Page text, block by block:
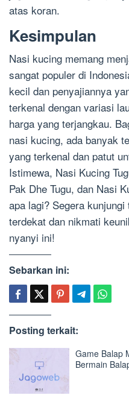
atas koran.
Kesimpulan
Nasi kucing memang
sangat populer di
kecil dan penyajiannya
terkenal dengan variasi
harga yang terjangkau.
nasi kucing, ada banyak
yang terkenal dan patut
Istimewa, Nasi Kucing
Pak Dhe Tugu, dan Nasi
apa lagi? Segera
terdekat dan nikmati
nyanyi ini!
Sebarkan ini:
Posting terkait:
Game Balap
Bermain